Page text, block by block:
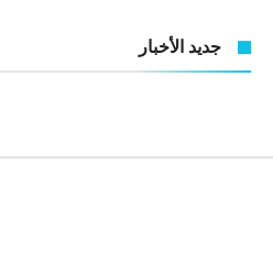
جديد الأخبار